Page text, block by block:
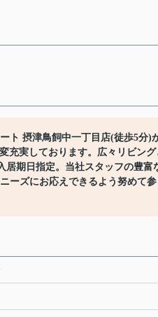
ト 摂津鳥飼中一丁目店(徒歩5分)
充実しております。広々リビング
居期日指定。当社スタッフの豊富
ーズにお応えできるよう努めて